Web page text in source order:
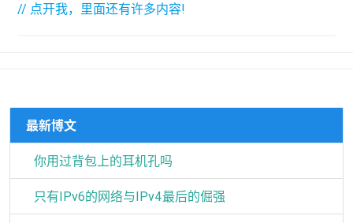
// 点开我，里面还有许多内容!
最新博文
你用过背包上的耳机孔吗
只有IPv6的网络与IPv4最后的倔强